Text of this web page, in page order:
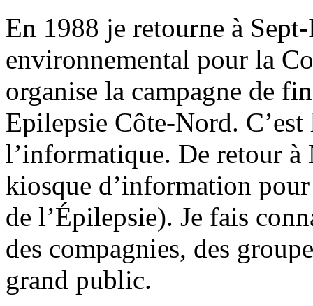
En 1988 je retourne à
environnemental pour la
organise la campagne de
Epilepsie Côte-Nord.
l’informatique. De retour à
kiosque d’information
de l’Épilepsie). Je fais
des compagnies, des
grand public.